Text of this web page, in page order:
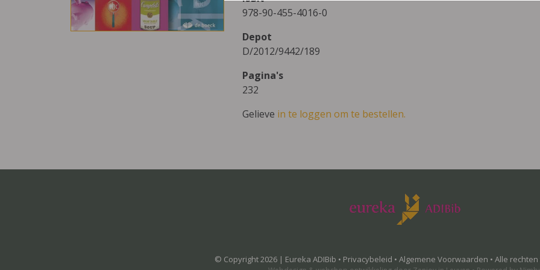
978-90-455-4016-0
Depot
D/2012/9442/189
Pagina's
232
Gelieve in te loggen om te bestellen.
© Copyright 2026 | Eureka ADIBib • Privacybeleid • Algemene Voorwaarden • Alle